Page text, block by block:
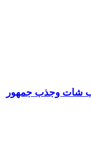
شات وجذب جمهور